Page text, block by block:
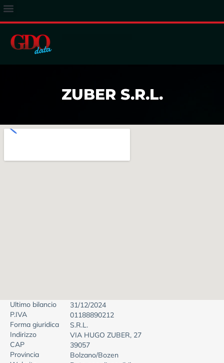
ZUBER S.R.L.
Ultimo bilancio
31/12/2024
P.IVA
01188890212
Forma giuridica
S.R.L.
Indirizzo
VIA HUGO ZUBER, 27
CAP
39057
Provincia
Bolzano/Bozen